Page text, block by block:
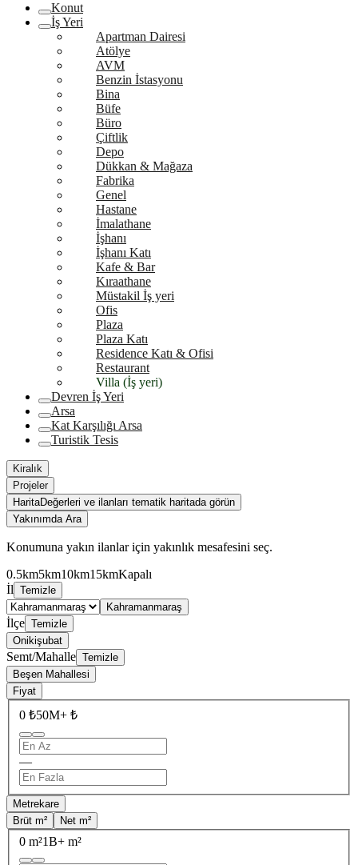
Konut
İş Yeri
Apartman Dairesi
Atölye
AVM
Benzin İstasyonu
Bina
Büfe
Büro
Çiftlik
Depo
Dükkan & Mağaza
Fabrika
Genel
Hastane
İmalathane
İşhanı
İşhanı Katı
Kafe & Bar
Kıraathane
Müstakil İş yeri
Ofis
Plaza
Plaza Katı
Residence Katı & Ofisi
Restaurant
Villa (İş yeri)
Devren İş Yeri
Arsa
Kat Karşılığı Arsa
Turistik Tesis
Kiralık
Projeler
HaritaDeğerleri ve ilanları tematik haritada görün
Yakınımda Ara
Konumuna yakın ilanlar için yakınlık mesafesini seç.
0.5km5km10km15kmKapalı
İl Temizle
Kahramanmaraş
İlçe Temizle
Onikişubat
Semt/Mahalle Temizle
Beşen Mahallesi
Fiyat
0 ₺50M+ ₺
—
Metrekare
Brüt m²
Net m²
0 m²1B+ m²